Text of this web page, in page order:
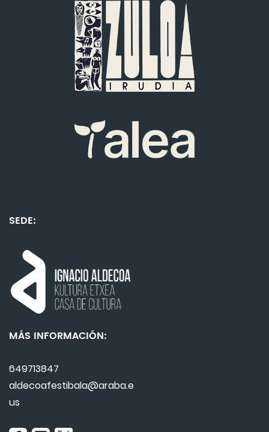
SEDE:
MÁS INFORMACIÓN:
649713847
aldecoafestibala@araba.e
us